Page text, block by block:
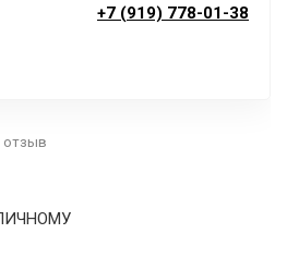
+7 (919) 778-01-38
отзыв